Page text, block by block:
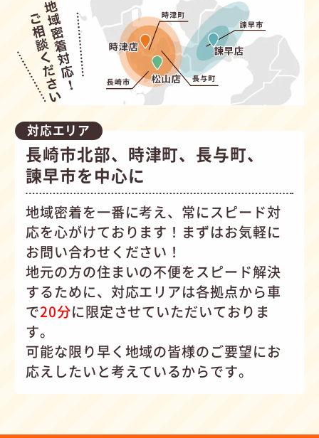
対応エリア
長崎市北部、時津町、長与町、
諫早市を中心に
地域密着を一番に考え、常にスピード対
応を心がけております！まずはお気軽に
お問い合わせください！
地元の方の住まいの不便をスピード解決
するために、対応エリアは各拠点から車
で20分に限定させていただいておりま
す。
可能な限り早く地域の皆様のご要望にお
応えしたいと考えているからです。